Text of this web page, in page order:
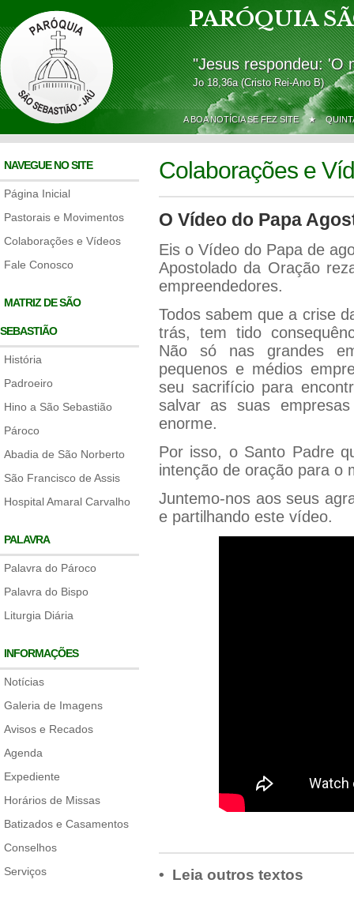
PARÓQUIA
"Jesus respondeu: 'O
Jo 18,36a (Cristo Rei-Ano B)
A BOA NOTÍCIA SE FEZ SITE ★
NAVEGUE NO SITE
Página Inicial
Pastorais e Movimentos
Colaborações e Vídeos
Fale Conosco
MATRIZ DE SÃO
SEBASTIÃO
História
Padroeiro
Hino a São Sebastião
Pároco
Abadia de São Norberto
São Francisco de Assis
Hospital Amaral Carvalho
PALAVRA
Palavra do Pároco
Palavra do Bispo
Liturgia Diária
INFORMAÇÕES
Notícias
Galeria de Imagens
Avisos e Recados
Agenda
Expediente
Horários de Missas
Batizados e Casamentos
Conselhos
Serviços
Colaborações e
O Vídeo do Papa
Eis o Vídeo do Papa de
Apostolado da Oração
empreendedores.
Todos sabem que a crise
trás, tem tido
Não só nas grandes
pequenos e médios
seu sacrifício para
salvar as suas
enorme.
Por isso, o Santo Padre
intenção de oração para o
Juntemo-nos aos seus
e partilhando este vídeo.
• Leia outros textos